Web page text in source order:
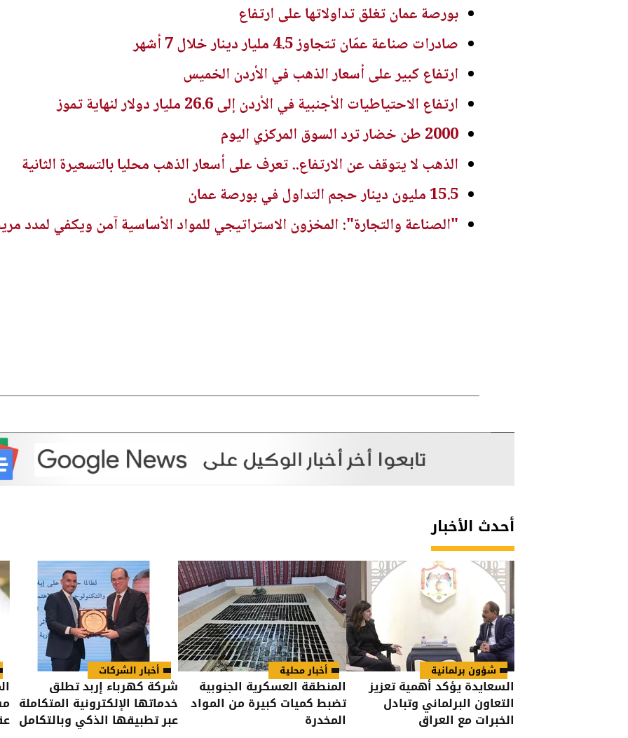
بورصة عمان تغلق تداولاتها على ارتفاع
صادرات صناعة عمّان تتجاوز 4.5 مليار دينار خلال 7 أشهر
ارتفاع كبير على أسعار الذهب في الأردن الخميس
ارتفاع الاحتياطيات الأجنبية في الأردن إلى 26.6 مليار دولار لنهاية تموز
2000 طن خضار ترد السوق المركزي اليوم
الذهب لا يتوقف عن الارتفاع.. تعرف على أسعار الذهب محليا بالتسعيرة الثانية
15.5 مليون دينار حجم التداول في بورصة عمان
"الصناعة والتجارة": المخزون الاستراتيجي للمواد الأساسية آمن ويكفي لمدد
أحدث الأخبار
شؤون برلمانية
السعايدة يؤكد أهمية تعزيز
التعاون البرلماني وتبادل
الخبرات مع العراق
أخبار محلية
المنطقة العسكرية الجنوبية
تضبط كميات كبيرة من المواد
المخدرة
أخبار الشركات
شركة كهرباء إربد تطلق
خدماتها الإلكترونية المتكاملة
عبر تطبيقها الذكي وبالتكامل